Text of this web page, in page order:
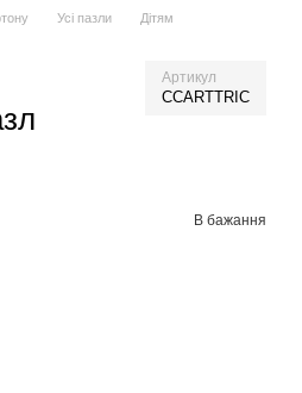
Усі пазли
Дітям
Артикул
CCARTTRIC
В бажання